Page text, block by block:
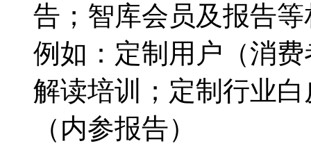
告；智库会员及报告
例如：定制用户（消
解读培训；定制行业
（内参报告）